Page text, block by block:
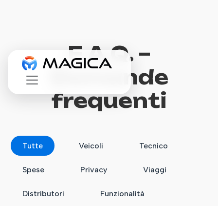
F.A.Q. –
Domande
frequenti
Tutte Veicoli Tecnico
Spese Privacy Viaggi
Distributori Funzionalità